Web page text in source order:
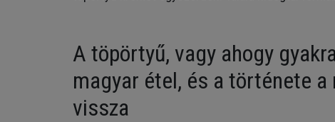
A töpörtyű, vagy ahogy
magyar étel, és a története
vissza